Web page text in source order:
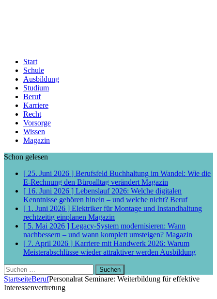
Start
Schule
Ausbildung
Studium
Beruf
Karriere
Recht
Vorsorge
Wissen
Magazin
Schon gelesen
[ 25. Juni 2026 ] Berufsfeld Buchhaltung im Wandel: Wie die
E-Rechnung den Büroalltag verändert Magazin
[ 16. Juni 2026 ] Lebenslauf 2026: Welche digitalen
Kenntnisse gehören hinein – und welche nicht? Beruf
[ 1. Juni 2026 ] Elektriker für Montage und Instandhaltung
rechtzeitig einplanen Magazin
[ 5. Mai 2026 ] Legacy-System modernisieren: Wann
nachbessern – und wann komplett umsteigen? Magazin
[ 7. April 2026 ] Karriere mit Handwerk 2026: Warum
Meisterabschlüsse wieder attraktiver werden Ausbildung
Suchen
nach:
StartseiteBerufPersonalrat Seminare: Weiterbildung für effektive
Interessenvertretung